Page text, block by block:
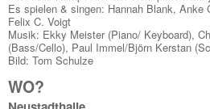
Es spielen & singen: Hannah Blank, Anke
Felix C. Voigt
Musik: Ekky Meister (Piano/ Keyboard),
(Bass/Cello), Paul Immel/Björn Kerstan
Bild: Tom Schulze
WO?